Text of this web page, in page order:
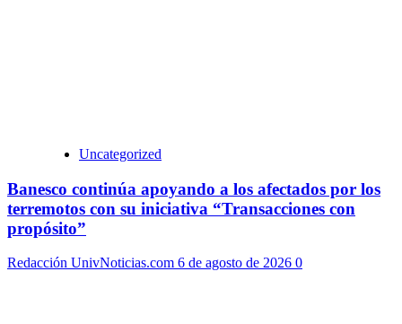
Uncategorized
Banesco continúa apoyando a los afectados por los
terremotos con su iniciativa “Transacciones con
propósito”
Redacción UnivNoticias.com 6 de agosto de 2026 0